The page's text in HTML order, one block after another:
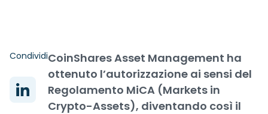
CondividiCoinShares Asset Management ha
ottenuto l’autorizzazione ai sensi del
Regolamento MiCA (Markets in
Crypto-Assets), diventando così il